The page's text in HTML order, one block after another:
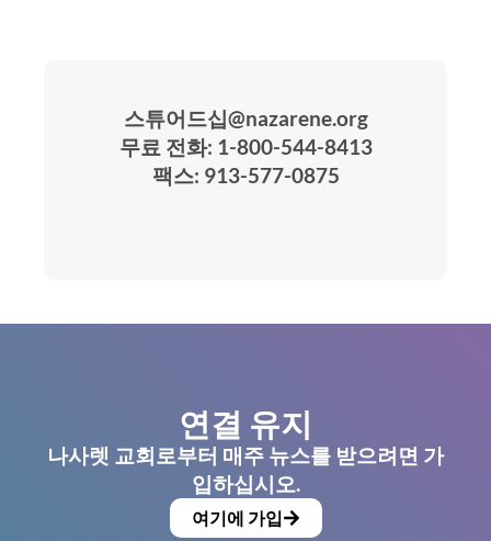
스튜어드십@nazarene.org
무료 전화: 1-800-544-8413
팩스: 913-577-0875
연결 유지
나사렛 교회로부터 매주 뉴스를 받으려면 가
입하십시오.
여기에 가입